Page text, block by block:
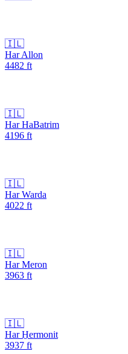
🇮🇱
Har Allon
4482 ft
🇮🇱
Har HaBatrim
4196 ft
🇮🇱
Har Warda
4022 ft
🇮🇱
Har Meron
3963 ft
🇮🇱
Har H̱ermonit
3937 ft